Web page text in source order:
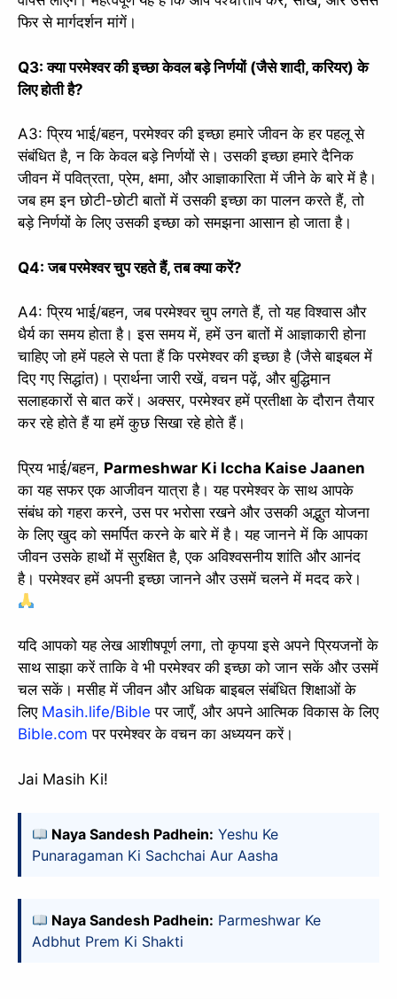
फिर से मार्गदर्शन मांगें।
Q3: क्या परमेश्वर की इच्छा केवल बड़े निर्णयों (जैसे शादी, करियर) के
लिए होती है?
A3: प्रिय भाई/बहन, परमेश्वर की इच्छा हमारे जीवन के हर पहलू से
संबंधित है, न कि केवल बड़े निर्णयों से। उसकी इच्छा हमारे दैनिक
जीवन में पवित्रता, प्रेम, क्षमा, और आज्ञाकारिता में जीने के बारे में है।
जब हम इन छोटी-छोटी बातों में उसकी इच्छा का पालन करते हैं, तो
बड़े निर्णयों के लिए उसकी इच्छा को समझना आसान हो जाता है।
Q4: जब परमेश्वर चुप रहते हैं, तब क्या करें?
A4: प्रिय भाई/बहन, जब परमेश्वर चुप लगते हैं, तो यह विश्वास और
धैर्य का समय होता है। इस समय में, हमें उन बातों में आज्ञाकारी होना
चाहिए जो हमें पहले से पता हैं कि परमेश्वर की इच्छा है (जैसे बाइबल में
दिए गए सिद्धांत)। प्रार्थना जारी रखें, वचन पढ़ें, और बुद्धिमान
सलाहकारों से बात करें। अक्सर, परमेश्वर हमें प्रतीक्षा के दौरान तैयार
कर रहे होते हैं या हमें कुछ सिखा रहे होते हैं।
प्रिय भाई/बहन, Parmeshwar Ki Iccha Kaise Jaanen
का यह सफर एक आजीवन यात्रा है। यह परमेश्वर के साथ आपके
संबंध को गहरा करने, उस पर भरोसा रखने और उसकी अद्भुत योजना
के लिए खुद को समर्पित करने के बारे में है। यह जानने में कि आपका
जीवन उसके हाथों में सुरक्षित है, एक अविश्वसनीय शांति और आनंद
है। परमेश्वर हमें अपनी इच्छा जानने और उसमें चलने में मदद करे।
यदि आपको यह लेख आशीषपूर्ण लगा, तो कृपया इसे अपने प्रियजनों के
साथ साझा करें ताकि वे भी परमेश्वर की इच्छा को जान सकें और उसमें
चल सकें। मसीह में जीवन और अधिक बाइबल संबंधित शिक्षाओं के
लिए Masih.life/Bible पर जाएँ, और अपने आत्मिक विकास के लिए
Bible.com पर परमेश्वर के वचन का अध्ययन करें।
Jai Masih Ki!
Naya Sandesh Padhein: Yeshu Ke
Punaragaman Ki Sachchai Aur Aasha
Naya Sandesh Padhein: Parmeshwar Ke
Adbhut Prem Ki Shakti